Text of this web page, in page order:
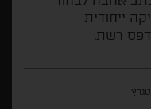
ייחודית
רשת.